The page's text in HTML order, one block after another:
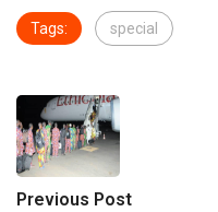
Tags: special
Previous Post